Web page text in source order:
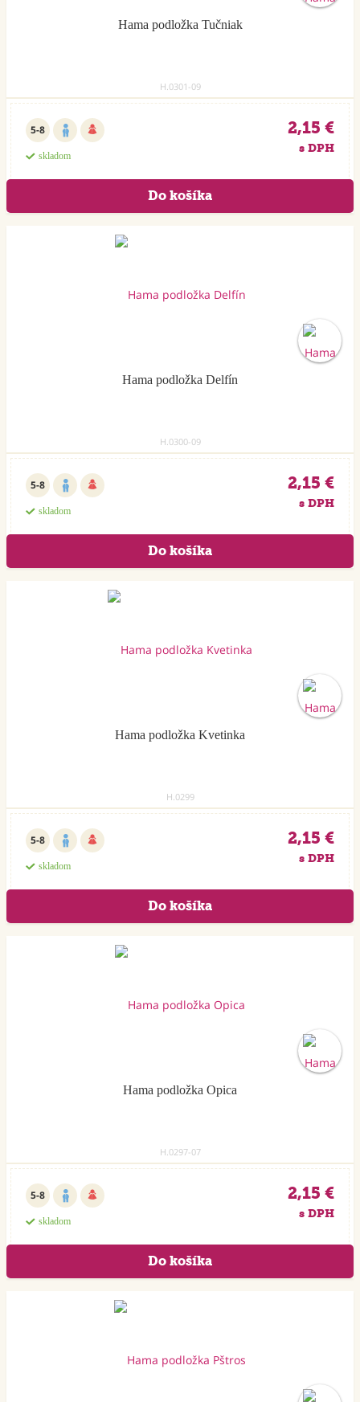
Hama podložka Tučniak
H.0301-09
5-8
skladom
2,15 €
s DPH
Hama podložka Delfín
H.0300-09
5-8
skladom
2,15 €
s DPH
Hama podložka Kvetinka
H.0299
5-8
skladom
2,15 €
s DPH
Hama podložka Opica
H.0297-07
5-8
skladom
2,15 €
s DPH